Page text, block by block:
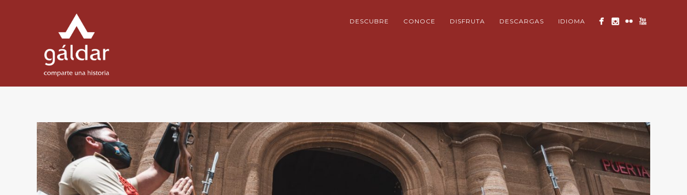
DESCUBRE CONOCE DISFRUTA DESCARGAS IDIOMA